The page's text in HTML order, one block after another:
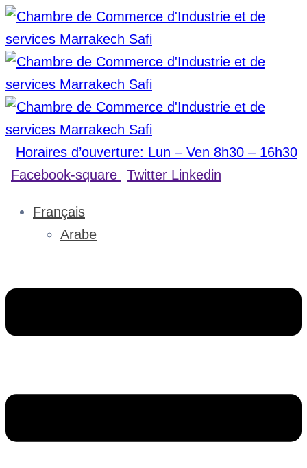
Horaires d’ouverture: Lun – Ven 8h30 – 16h30
Facebook-square
Twitter Linkedin
Français
Arabe